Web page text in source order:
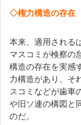
◇権力構造の存在
本来、適用される
マスコミが検察の
構造の存在を実感
力構造があり、そ
スコミなどが歯車
や旧ソ連の構図と
のだ。